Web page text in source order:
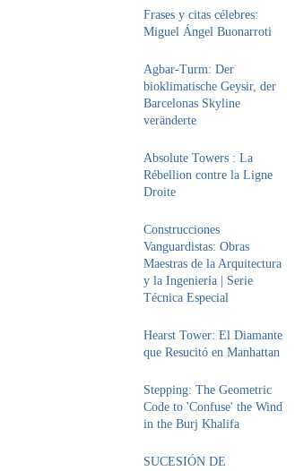
Frases y citas célebres:
Miguel Ángel Buonarroti
Agbar-Turm: Der
bioklimatische Geysir, der
Barcelonas Skyline
veränderte
Absolute Towers : La
Rébellion contre la Ligne
Droite
Construcciones
Vanguardistas: Obras
Maestras de la Arquitectura
y la Ingeniería | Serie
Técnica Especial
Hearst Tower: El Diamante
que Resucitó en Manhattan
Stepping: The Geometric
Code to 'Confuse' the Wind
in the Burj Khalifa
SUCESIÓN DE